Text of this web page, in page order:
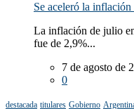
Se aceleró la
La inflación de julio
fue de 2,9%...
7 de agosto de
0
destacada titulares Gobierno